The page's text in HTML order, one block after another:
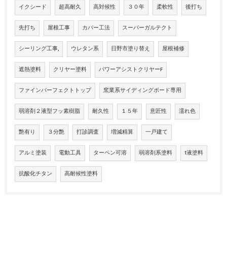
イクシード 超高耐久 高対候性 ３０年 柔軟性 後打ち
先打ち 屋根工事 カバー工法 スーパーガルテクト
シーリング工事, ウレタン系 日野市塗り替え 屋根補修
遮熱塗料 クリヤー塗料 パワーアシストクリヤーF
ファインパーフェクトトップ 窯業系サイディングボード専用
弱溶剤２液型フッ素樹脂 耐久性 １５年 意匠性 濡れ色
艶有り ３分艶 打診調査 増減精算 一戸建て
アルミ塗装 電動工具 ターペン可溶 弱溶剤系塗料 1液塗料
抗酸化チタン 高耐候性塗料